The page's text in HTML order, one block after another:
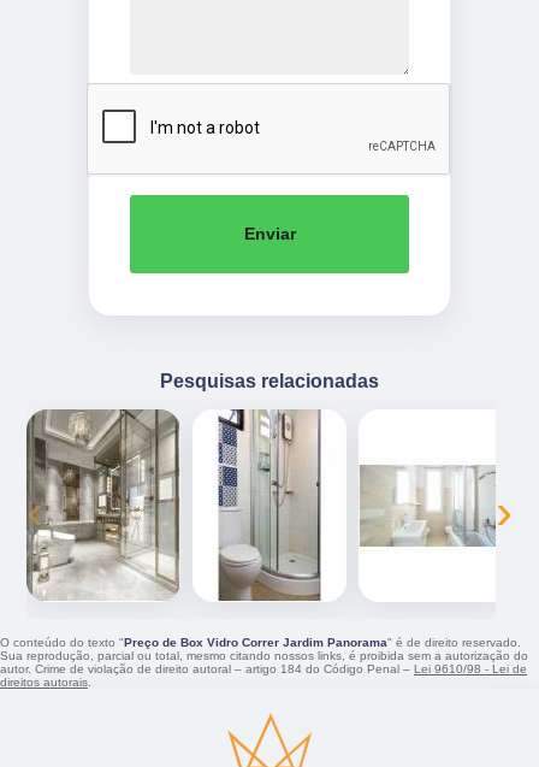
Enviar
Pesquisas relacionadas
‹ ›
O conteúdo do texto "Preço de Box Vidro Correr Jardim Panorama" é de direito reservado.
Sua reprodução, parcial ou total, mesmo citando nossos links, é proibida sem a autorização do
autor. Crime de violação de direito autoral – artigo 184 do Código Penal – Lei 9610/98 - Lei de
direitos autorais